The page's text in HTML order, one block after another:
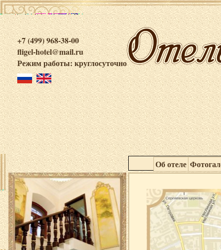
+7 (499) 968-38-00
fligel-hotel@mail.ru
Режим работы: круглосуточно
Об отеле